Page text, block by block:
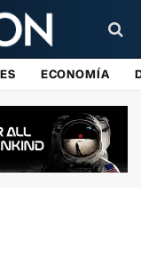
ECONOMÍA